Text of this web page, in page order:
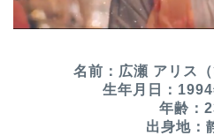
名前：広瀬 アリス（
生年月日：
年齢：
出身地：